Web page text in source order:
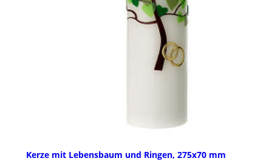
Kerze mit Lebensbaum und Ringen, 275x70 mm